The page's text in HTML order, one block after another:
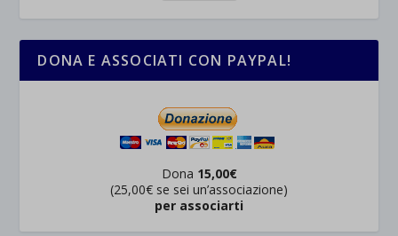
DONA E ASSOCIATI CON PAYPAL!
Dona 15,00€
(25,00€ se sei un’associazione)
per associarti